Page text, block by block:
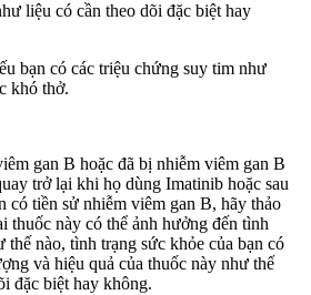
liệu có cần theo dõi đặc biệt hay
bạn có các triệu chứng suy tim như
khó thở.
gan B hoặc đã bị nhiễm viêm gan B
trở lại khi họ dùng Imatinib hoặc sau
có tiền sử nhiễm viêm gan B, hãy thảo
thuốc này có thể ảnh hưởng đến tình
thế nào, tình trạng sức khỏe của bạn có
và hiệu quả của thuốc này như thế
đặc biệt hay không.